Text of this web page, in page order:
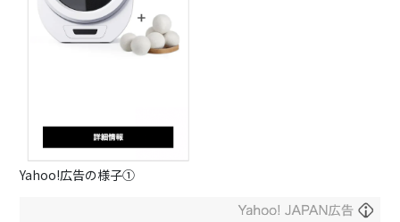
Yahoo!広告の様子①